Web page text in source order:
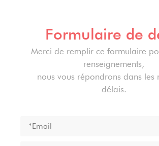
Formulaire de
Merci de remplir ce formulaire
renseignements,
nous vous répondrons dans les
délais.